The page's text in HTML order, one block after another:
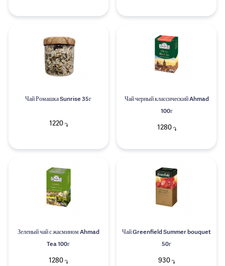
Чай Ромашка Sunrise 35г
1220֏
Чай черный классический Ahmad
100г
1280֏
Зеленый чай с жасмином Ahmad
Tea 100г
1280 ֏
Чай Greenfield Summer bouquet
50г
930 ֏